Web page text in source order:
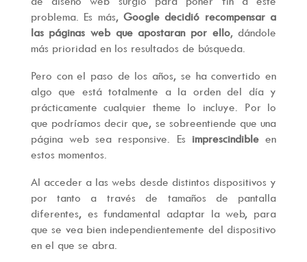
problema. Es más,Google decidió recompensar a
las páginas web que apostaran por ello, dándole
más prioridad en los resultados de búsqueda.
Pero con el paso de los años, se ha convertido en
algo que está totalmente a la orden del día y
prácticamente cualquier theme lo incluye. Por lo
que podríamos decir que, se sobreentiende que una
página web sea responsive. Es imprescindibleen
estos momentos.
Al acceder a las webs desde distintos dispositivos y
por tanto a través de tamaños de pantalla
diferentes, es fundamental adaptar la web, para
que se vea bien independientemente del dispositivo
en el que se abra.